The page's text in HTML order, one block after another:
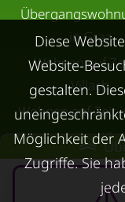
in Graz
Wohnen auf
Villach
Wohnen auf Zeit
Kurzzeitmiete
Wohnen auf
Dornbirn
Diese
Website-
gestalten.
Möglichkeit der
Zugriffe. Sie